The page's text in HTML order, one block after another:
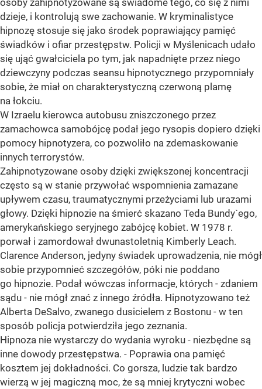
osoby zahipnotyzowane są świadome tego, co się z nimi
dzieje, i kontrolują swe zachowanie. W kryminalistyce
hipnozę stosuje się jako środek poprawiający pamięć
świadków i ofiar przestępstw. Policji w Myślenicach udało
się ująć gwałciciela po tym, jak napadnięte przez niego
dziewczyny podczas seansu hipnotycznego przypomniały
sobie, że miał on charakterystyczną czerwoną plamę
na łokciu.
W Izraelu kierowca autobusu zniszczonego przez
zamachowca samobójcę podał jego rysopis dopiero dzięki
pomocy hipnotyzera, co pozwoliło na zdemaskowanie
innych terrorystów.
Zahipnotyzowane osoby dzięki zwiększonej koncentracji
często są w stanie przywołać wspomnienia zamazane
upływem czasu, traumatycznymi przeżyciami lub urazami
głowy. Dzięki hipnozie na śmierć skazano Teda Bundy`ego,
amerykańskiego seryjnego zabójcę kobiet. W 1978 r.
porwał i zamordował dwunastoletnią Kimberly Leach.
Clarence Anderson, jedyny świadek uprowadzenia, nie mógł
sobie przypomnieć szczegółów, póki nie poddano
go hipnozie. Podał wówczas informacje, których - zdaniem
sądu - nie mógł znać z innego źródła. Hipnotyzowano też
Alberta DeSalvo, zwanego dusicielem z Bostonu - w ten
sposób policja potwierdziła jego zeznania.
Hipnoza nie wystarczy do wydania wyroku - niezbędne są
inne dowody przestępstwa. - Poprawia ona pamięć
kosztem jej dokładności. Co gorsza, ludzie tak bardzo
wierzą w jej magiczną moc, że są mniej krytyczni wobec